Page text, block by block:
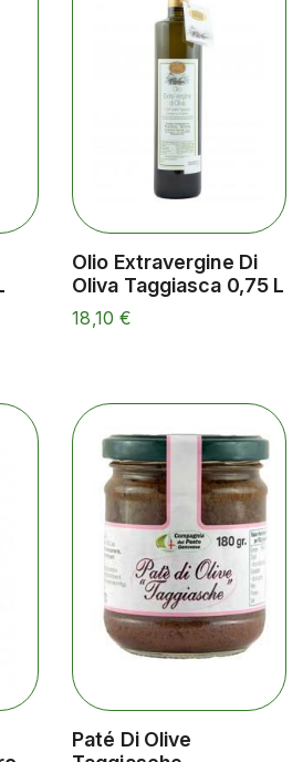
Olio Extravergine Di
Oliva Taggiasca 0,75 L
18,10 €
Paté Di Olive